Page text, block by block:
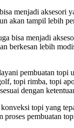
menjadi aksesori
akan tampil lebih
bisa menjadi
berkesan lebih
pembuatan topi
topi rimba, topi
dengan
topi yang
pembuatan